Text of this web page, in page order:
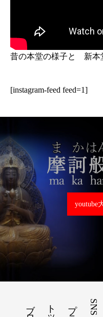
昔の本堂の様子と 新本
[instagram-feed feed=1]
youtube
SNS